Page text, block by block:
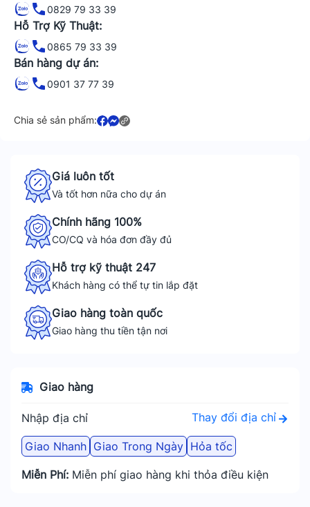
0829 79 33 39
Hỗ Trợ Kỹ Thuật:
0865 79 33 39
Bán hàng dự án:
0901 37 77 39
Chia sẻ sản phẩm:
Giá luôn tốt
Và tốt hơn nữa cho dự án
Chính hãng 100%
CO/CQ và hóa đơn đầy đủ
Hỗ trợ kỹ thuật 247
Khách hàng có thể tự tin lắp đặt
Giao hàng toàn quốc
Giao hàng thu tiền tận nơi
Giao hàng
Nhập địa chỉ Thay đổi địa chỉ
Giao Nhanh Giao Trong Ngày Hỏa tốc
Miễn Phí: Miễn phí giao hàng khi thỏa điều kiện